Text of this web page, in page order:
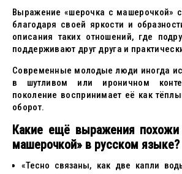
Выражение «шерочка с машерочкой»
благодаря своей яркости и
описания таких отношений, где
поддерживают друг друга и
Современные молодые люди иногда
в шутливом или ироничном
поколение воспринимает её как
оборот.
Какие ещё выражения
машерочкой» в русском языке?
«Тесно связаны, как две капли